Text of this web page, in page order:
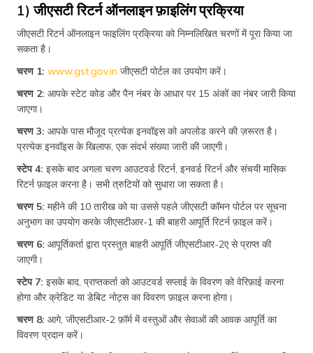
1) जीएसटी रिटर्न ऑनलाइन फ़ाइलिंग प्रक्रिया
जीएसटी रिटर्न ऑनलाइन फाइलिंग प्रक्रिया को निम्नलिखित चरणों में पूरा किया जा
सकता है।
चरण 1: www.gst.gov.in जीएसटी पोर्टल का उपयोग करें।
चरण 2: आपके स्टेट कोड और पैन नंबर के आधार पर 15 अंकों का नंबर जारी किया
जाएगा।
चरण 3: आपके पास मौजूद प्रत्येक इनवॉइस को अपलोड करने की ज़रूरत है।
प्रत्येक इनवॉइस के खिलाफ, एक संदर्भ संख्या जारी की जाएगी।
स्टेप 4: इसके बाद अगला चरण आउटवर्ड रिटर्न, इनवर्ड रिटर्न और संचयी मासिक
रिटर्न फ़ाइल करना है। सभी त्रुटियों को सुधारा जा सकता है।
चरण 5: महीने की 10 तारीख को या उससे पहले जीएसटी कॉमन पोर्टल पर सूचना
अनुभाग का उपयोग करके जीएसटीआर-1 की बाहरी आपूर्ति रिटर्न फ़ाइल करें।
चरण 6: आपूर्तिकर्ता द्वारा प्रस्तुत बाहरी आपूर्ति जीएसटीआर-2ए से प्राप्त की
जाएगी।
स्टेप 7: इसके बाद, प्राप्तकर्ता को आउटवर्ड सप्लाई के विवरण को वेरिफ़ाई करना
होगा और क्रेडिट या डेबिट नोट्स का विवरण फ़ाइल करना होगा।
चरण 8: आगे, जीएसटीआर-2 फ़ॉर्म में वस्तुओं और सेवाओं की आवक आपूर्ति का
विवरण प्रदान करें।